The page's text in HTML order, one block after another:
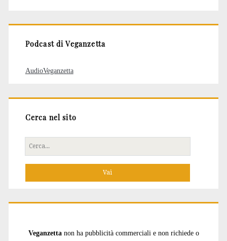
Podcast di Veganzetta
AudioVeganzetta
Cerca nel sito
Cerca
per:
Veganzetta non ha pubblicità commerciali e non richiede o